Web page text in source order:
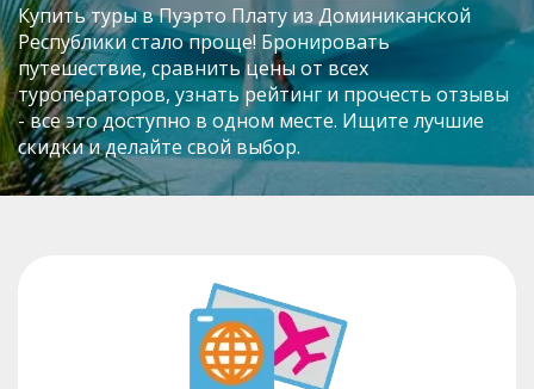
Купить туры в Пуэрто Плату из Доминиканской
Республики стало проще! Бронировать
путешествие, сравнить цены от всех
туроператоров, узнать рейтинг и прочесть отзывы
- все это доступно в одном месте. Ищите лучшие
скидки и делайте свой выбор.